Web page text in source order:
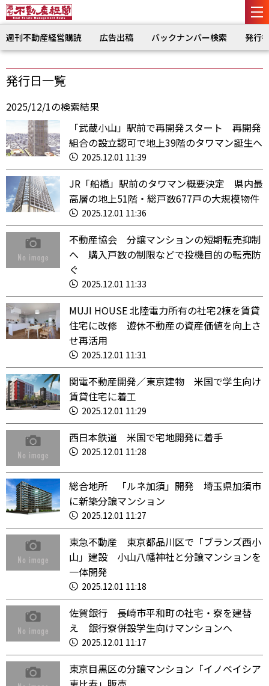
週刊不動産経営購読 広告出稿 バックナンバー検索 発行
発行日一覧
2025/12/1の検索結果
「武蔵小山」駅前で再開発スタート 再開発
組合の設立認可で地上39階のタワマン誕生へ
2025.12.01 11:39
JR「船橋」駅前のタワマン概要決定 県内最
高層の地上51階・総戸数677戸の大規模物件
2025.12.01 11:36
不動産協会 分譲マンションの短期転売抑制
へ 購入戸数の制限などで投機目的の転売防
ぐ
2025.12.01 11:33
MUJI HOUSE 北陸電力所有の社宅2棟を賃貸
住宅に改修 遊休不動産の資産価値を向上さ
せ再活用
2025.12.01 11:31
関電不動産開発／東京建物 米国で学生向け
賃貸住宅に着工
2025.12.01 11:29
西日本鉄道 米国で宅地開発に着手
2025.12.01 11:28
総合地所 「ルネ加須」開発 埼玉県加須市
に新築分譲マンション
2025.12.01 11:27
東急不動産 東京都品川区で「ブランズ西小
山」建設 小山八幡神社と分譲マンションを
一体開発
2025.12.01 11:18
佐賀銀行 長崎市平和町の社宅・寮を建替
え 銀行寮併設学生向けマンションへ
2025.12.01 11:17
東京目黒区の分譲マンション「イノベイシア